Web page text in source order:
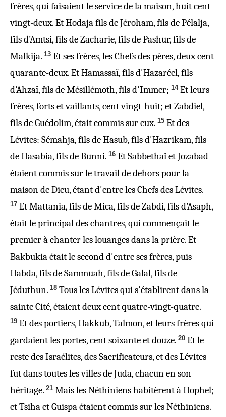
frères, qui faisaient le service de la maison, huit cent
vingt-deux. Et Hodaja fils de Jéroham, fils de Pélalja,
fils d'Amtsi, fils de Zacharie, fils de Pashur, fils de
Malkija. 13 Et ses frères, les Chefs des pères, deux cent
quarante-deux. Et Hamassaï, fils d'Hazaréel, fils
d'Ahzaï, fils de Mésillémoth, fils d'Immer; 14 Et leurs
frères, forts et vaillants, cent vingt-huit; et Zabdiel,
fils de Guédolim,étaitcommis sur eux. 15 Et des
Lévites: Sémahja, fils de Hasub, fils d'Hazrikam, fils
de Hasabia, fils de Bunni. 16 Et Sabbethaï et Jozabad
étaient commis sur le travail de dehors pour la
maison de Dieu,étantd'entre les Chefs des Lévites.
17 Et Mattania, fils de Mica, fils de Zabdi, fils d'Asaph,
était le principaldes chantres, qui commençait le
premier à chanter les louanges dans la prière. Et
Bakbukia était le second d'entre ses frères, puis
Habda, fils de Sammuah, fils de Galal, fils de
Jéduthun. 18 Tous les Lévitesqui s'établirent dansla
sainte Cité, étaient deux cent quatre-vingt-quatre.
19 Et des portiers, Hakkub, Talmon, et leurs frères qui
gardaient les portes, cent soixante et douze. 20 Et le
reste des Israélites, des Sacrificateurs, et des Lévites
fut dans toutes les villes de Juda, chacun en son
héritage. 21 Mais les Néthiniens habitèrent à Hophel;
et Tsiha et Guispa étaient commis sur les Néthiniens.